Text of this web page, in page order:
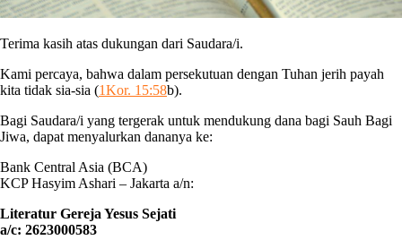
Terima kasih atas dukungan dari Saudara/i.
Kami percaya, bahwa dalam persekutuan dengan Tuhan jerih payah
kita tidak sia-sia (1Kor. 15:58b).
Bagi Saudara/i yang tergerak untuk mendukung dana bagi Sauh Bagi
Jiwa, dapat menyalurkan dananya ke:
Bank Central Asia (BCA)
KCP Hasyim Ashari – Jakarta a/n:
Literatur Gereja Yesus Sejati
a/c: 2623000583